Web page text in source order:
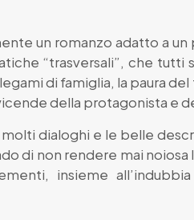
un romanzo adatto a
“trasversali”, che
di famiglia, la paura
della protagonista e
dialoghi e le belle
di non rendere mai
insieme